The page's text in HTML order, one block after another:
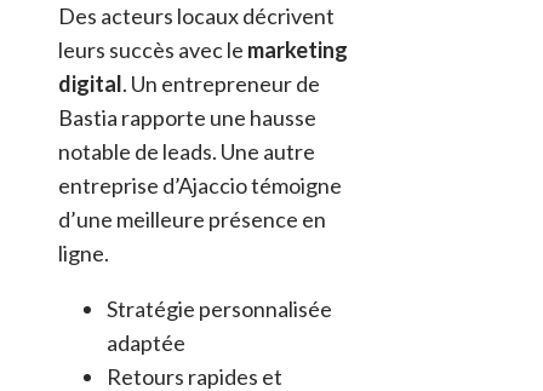
Des acteurs locaux décrivent
leurs succès avec le marketing
digital. Un entrepreneur de
Bastia rapporte une hausse
notable de leads. Une autre
entreprise d’Ajaccio témoigne
d’une meilleure présence en
ligne.
Stratégie personnalisée
adaptée
Retours rapides et